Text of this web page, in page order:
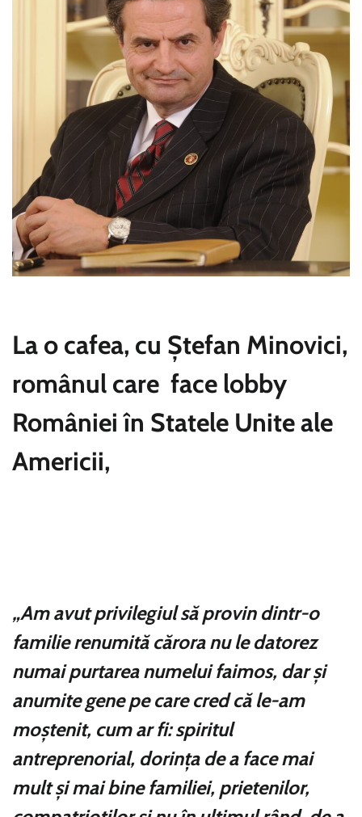
La o cafea, cu Ștefan Minovici,
românul care face lobby
României în Statele Unite ale
Americii,
„Am avut privilegiul să provin dintr-o
familie renumită cărora nu le datorez
numai purtarea numelui faimos, dar și
anumite gene pe care cred că le-am
moștenit, cum ar fi: spiritul
antreprenorial, dorința de a face mai
mult și mai bine familiei, prietenilor,